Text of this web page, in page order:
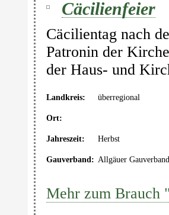
Cäcilienfeier
Cäcilientag nach
Patronin der
der Haus- und
Landkreis: überregional
Ort:
Jahreszeit: Herbst
Gauverband: Allgäuer Gauverband
Mehr zum Brauch